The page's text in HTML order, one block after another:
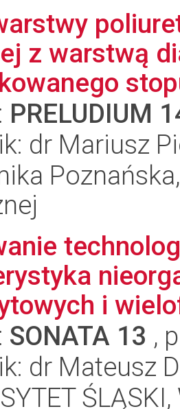
z warstwą
PRELUDIUM
dr Mariusz
i
SONATA 13 ,
dr Mateusz